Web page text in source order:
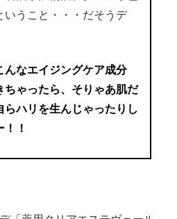
いうこと・・・だそうデ
なエイジングケア成分
ちゃったら、そりゃあ肌だ
らハリを生んじゃったりし
！